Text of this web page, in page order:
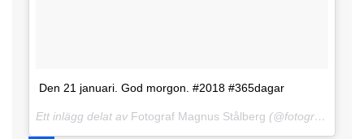
Den 21 januari. God morgon. #2018 #365dagar
Ett inlägg delat av Fotograf Magnus Stålberg (@fotografmagnusstalberg)